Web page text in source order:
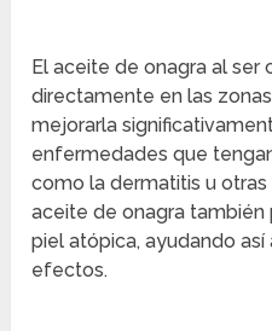
El aceite de onagra al ser
directamente en las
mejorarla
enfermedades que
como la dermatitis u
aceite de onagra también
piel atópica, ayudando así
efectos.